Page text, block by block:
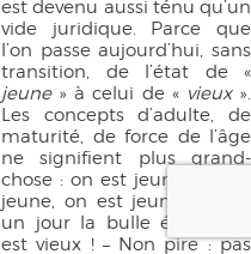
est devenu aussi ténu qu’un
vide juridique. Parce que
l’on passe aujourd’hui, sans
transition, de l’état de «
jeune » à celui de « vieux ».
Les concepts d’adulte, de
maturité, de force de l’âge
ne signifient plus grand-
chose : on est jeune, on est
jeune, on est jeune et paf,
un jour la bulle éclate, on
est vieux ! – Non pire : pas